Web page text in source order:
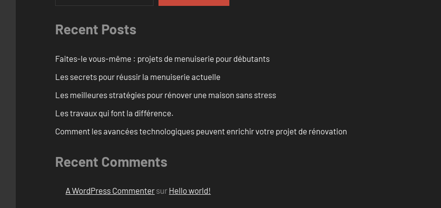
Recent Posts
Faites-le vous-même : projets de menuiserie pour débutants
Les secrets pour réussir la menuiserie actuelle
Les meilleures stratégies pour rénover une maison sans stress
Les travaux qui font la différence.
Comment les avancées technologiques peuvent enrichir votre projet de rénovation
Recent Comments
A WordPress Commenter sur Hello world!